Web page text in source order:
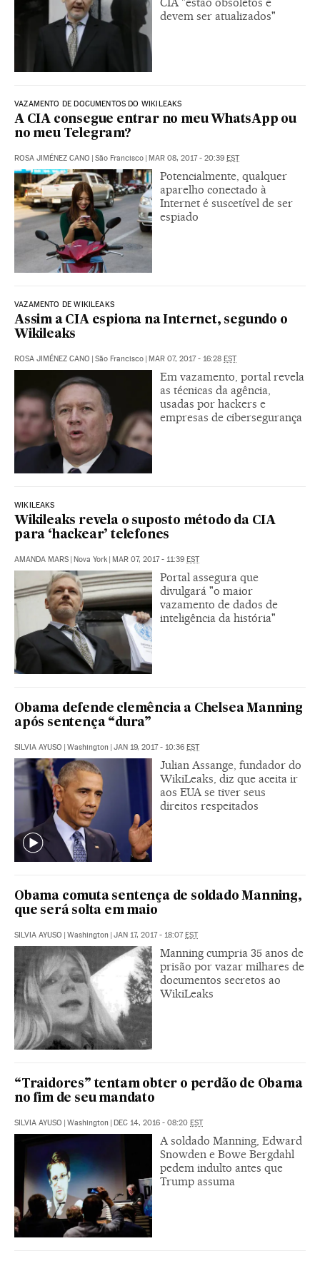
devem ser atualizados"
VAZAMENTO DE DOCUMENTOS DO WIKILEAKS
A CIA consegue entrar no meu WhatsApp ou
no meu Telegram?
ROSA JIMÉNEZ CANO | São Francisco | MAR 08, 2017 - 20:39 EST
Potencialmente, qualquer
aparelho conectado à
Internet é suscetível de ser
espiado
VAZAMENTO DE WIKILEAKS
Assim a CIA espiona na Internet, segundo o
Wikileaks
ROSA JIMÉNEZ CANO | São Francisco | MAR 07, 2017 - 16:28 EST
Em vazamento, portal revela
as técnicas da agência,
usadas por hackers e
empresas de cibersegurança
WIKILEAKS
Wikileaks revela o suposto método da CIA
para ‘hackear’ telefones
AMANDA MARS | Nova York | MAR 07, 2017 - 11:39 EST
Portal assegura que
divulgará "o maior
vazamento de dados de
inteligência da história"
Obama defende clemência a Chelsea Manning
após sentença “dura”
SILVIA AYUSO | Washington | JAN 19, 2017 - 10:36 EST
Julian Assange, fundador do
WikiLeaks, diz que aceita ir
aos EUA se tiver seus
direitos respeitados
Obama comuta sentença de soldado Manning,
que será solta em maio
SILVIA AYUSO | Washington | JAN 17, 2017 - 18:07EST
Manning cumpria 35 anos de
prisão por vazar milhares de
documentos secretos ao
WikiLeaks
“Traidores” tentam obter o perdão de Obama
no fim de seu mandato
SILVIA AYUSO | Washington | DEC 14, 2016 - 08:20 EST
A soldado Manning, Edward
Snowden e Bowe Bergdahl
pedem indulto antes que
Trump assuma